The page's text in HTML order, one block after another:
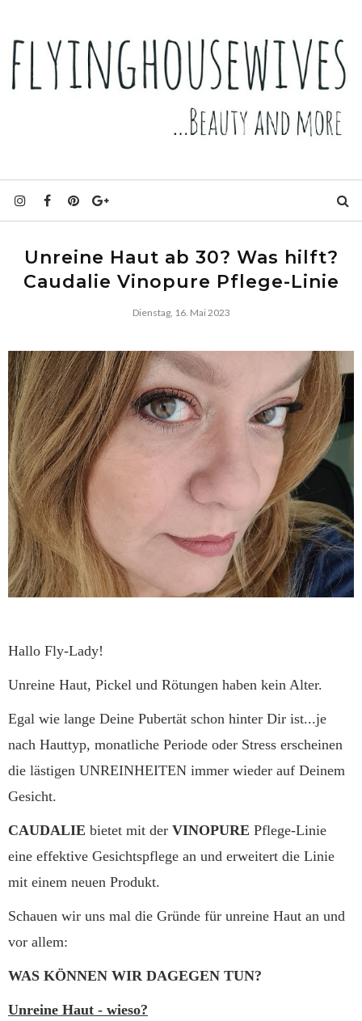
Unreine Haut ab 30? Was hilft?
Caudalie Vinopure Pflege-Linie
Dienstag, 16. Mai 2023
Hallo Fly-Lady!
Unreine Haut, Pickel und Rötungen haben kein Alter.
Egal wie lange Deine Pubertät schon hinter Dir ist...je
nach Hauttyp, monatliche Periode oder Stress erscheinen
die lästigen UNREINHEITEN immer wieder auf Deinem
Gesicht.
CAUDALIE bietet mit der VINOPURE Pflege-Linie
eine effektive Gesichtspflege an und erweitert die Linie
mit einem neuen Produkt.
Schauen wir uns mal die Gründe für unreine Haut an und
vor allem:
WAS KÖNNEN WIR DAGEGEN TUN?
Unreine Haut - wieso?